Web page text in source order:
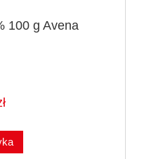
100 g Avena